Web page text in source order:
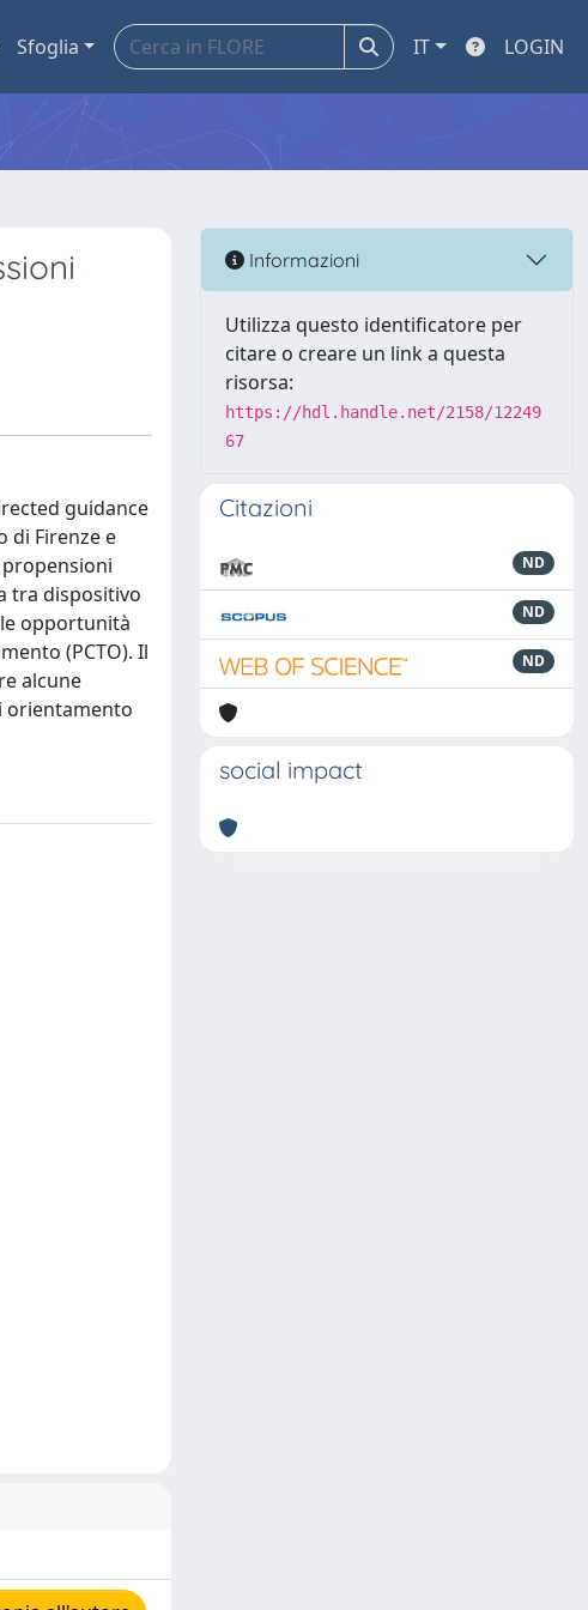
Sfoglia IT LOGIN
guidance
di Firenze e
tra dispositivo
opportunità
(PCTO). Il
alcune
orientamento
Informazioni
Utilizza questo identificatore per
citare o creare un link a questa
risorsa:
https://hdl.handle.net/2158/12249
67
Citazioni
ND
ND
ND
social impact